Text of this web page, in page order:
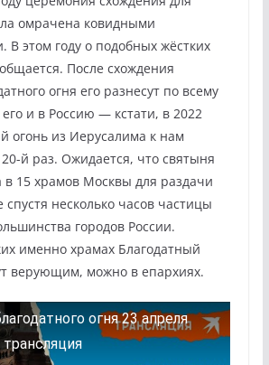
омрачена ковидными
В этом году о подобных жёстких
После схождения
огня его разнесут по всему
и в Россию — кстати, в 2022
огонь из Иерусалима к нам
й раз. Ожидается, что святыня
в 15 храмов Москвы для раздачи
несколько часов частицы
городов России.
именно храмах Благодатный
верующим, можно в епархиях.
огня 23 апреля